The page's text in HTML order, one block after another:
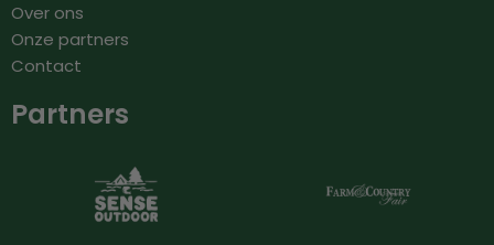
Over ons
Onze partners
Contact
Partners